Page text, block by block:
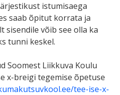
istumisaega
saab õpitut korrata ja
sisendile võib see olla ka
tunni keskel.
Soomest Liikkuva Koulu
x-breigi tegemise õpetuse
tee-ise-x-